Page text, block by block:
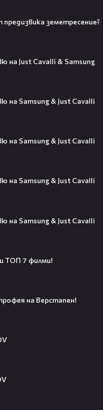
земетресение?
на Just Cavalli & Samsung
на Samsung & Just Cavalli
на Samsung & Just Cavalli
на Samsung & Just Cavalli
на Samsung & Just Cavalli
ТОП 7 филми!
на Верстапен!
ghost-на Том
любовта? Ариана
„Кварталът на
им